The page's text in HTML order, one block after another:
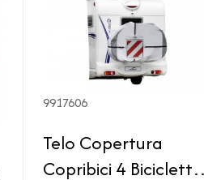
9917606
Telo Copertura
Copribici 4 Biciclette